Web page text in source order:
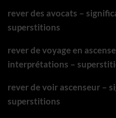
rever des avocats –
superstitions
rever de voyage en
interprétations –
rever de voir ascenseur –
superstitions